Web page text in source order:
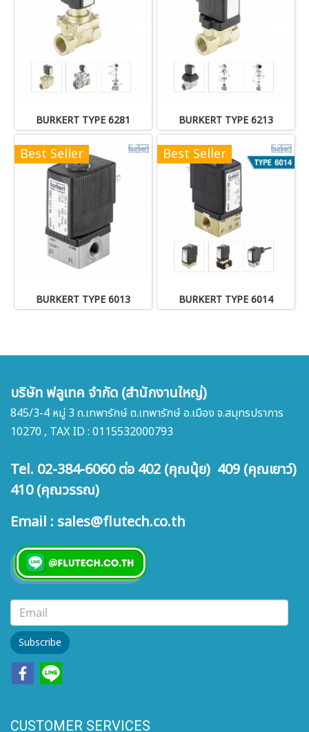
BURKERT TYPE 6281 BURKERT TYPE 6213
Best Seller
BURKERT TYPE 6013
Best Seller
BURKERT TYPE 6014
บริษัท ฟลูเทค จำกัด (สำนักงานใหญ่)
845/3-4 หมู่ 3 ถ.เทพารักษ์ ต.เทพารักษ์ อ.เมือง จ.สมุทรปราการ
10270 , TAX ID : 0115532000793
Tel. 02-384-6060 ต่อ 402 (คุณนุ้ย) 409 (คุณเยาว์)
410 (คุณวรรณ)
Email : sales@flutech.co.th
Subscribe
CUSTOMER SERVICES